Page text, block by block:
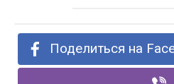
Поделиться на